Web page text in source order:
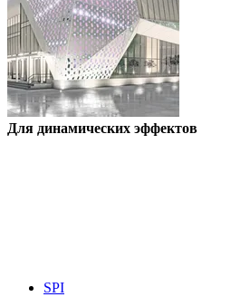
Для динамических эффектов
SPI